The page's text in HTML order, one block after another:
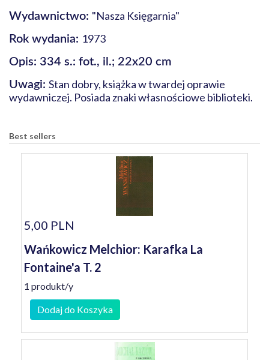
Wydawnictwo: "Nasza Księgarnia"
Rok wydania: 1973
Opis: 334 s.: fot., il.; 22x20 cm
Uwagi: Stan dobry, książka w twardej oprawie
wydawniczej. Posiada znaki własnościowe biblioteki.
Best sellers
5,00 PLN
Wańkowicz Melchior: Karafka La
Fontaine'a T. 2
1 produkt/y
Dodaj do Koszyka